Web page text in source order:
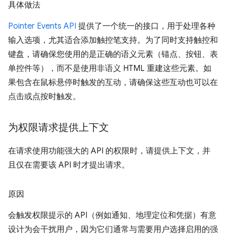
具体做法
Pointer Events API 提供了一个统一的接口，用于处理各种
输入选项，尤其适合添加触控笔支持。为了同时支持触控和
键盘，请确保您使用的是正确的语义元素（锚点、按钮、表
单控件等），而不是使用非语义 HTML 重建这些元素。如
果包含在鼠标悬停时触发的互动，请确保这些互动也可以在
点击或点按时触发。
为权限请求提供上下文
在请求使用功能强大的 API 的权限时，请提供上下文，并
且仅在需要该 API 时才提出请求。
原因
会触发权限提示的 API（例如通知、地理定位和凭据）有意
设计为会干扰用户，因为它们通常与需要用户选择启用的强